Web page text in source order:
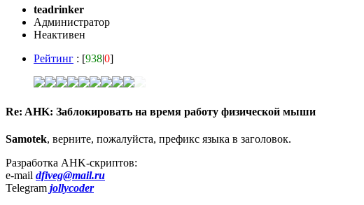
teadrinker
Администратор
Неактивен
Рейтинг : [938|0]
Re: AHK: Заблокировать на время работу физической мыши
Samotek, верните, пожалуйста, префикс языка в заголовок.
Разработка AHK-скриптов:
e-mail dfiveg@mail.ru
Telegram jollycoder